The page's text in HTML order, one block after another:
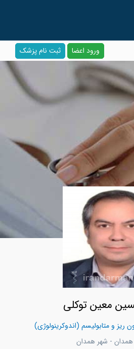
ورود اعضا ثبت نام پزشک
معین توکلی
و متابولیسم (اندوکرینولوژی)
همدان - شهر همدان